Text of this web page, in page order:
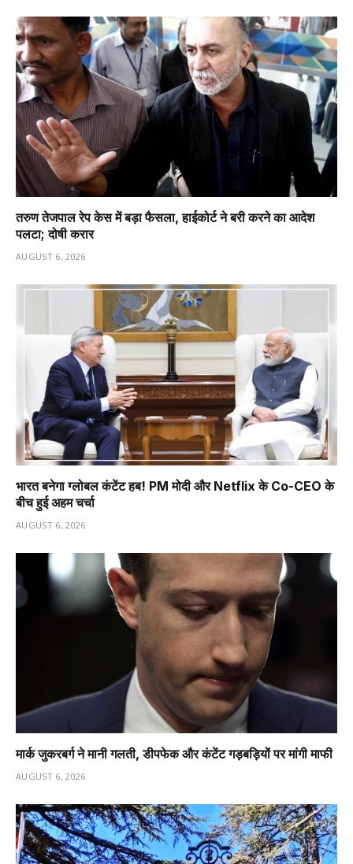
तरुण तेजपाल रेप केस में बड़ा फैसला, हाईकोर्ट ने बरी करने का आदेश
पलटा; दोषी करार
AUGUST 6, 2026
भारत बनेगा ग्लोबल कंटेंट हब! PM मोदी और Netflix के Co-CEO के
बीच हुई अहम चर्चा
AUGUST 6, 2026
मार्क जुकरबर्ग ने मानी गलती, डीपफेक और कंटेंट गड़बड़ियों पर मांगी माफी
AUGUST 6, 2026